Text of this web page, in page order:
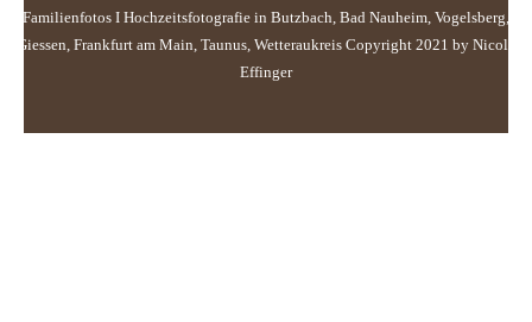
Familienfotos I Hochzeitsfotografie in Butzbach, Bad Nauheim, Vogelsberg,
Giessen, Frankfurt am Main, Taunus, Wetteraukreis Copyright 2021 by Nicole
Effinger